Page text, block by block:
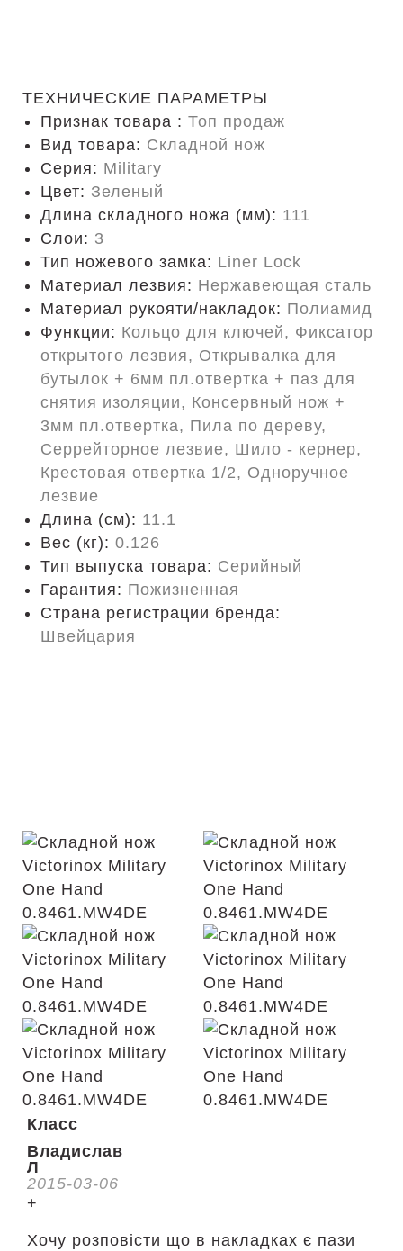
ТЕХНИЧЕСКИЕ ПАРАМЕТРЫ
Признак товара : Топ продаж
Вид товара: Складной нож
Серия: Military
Цвет: Зеленый
Длина складного ножа (мм): 111
Слои: 3
Тип ножевого замка: Liner Lock
Материал лезвия: Нержавеющая сталь
Материал рукояти/накладок: Полиамид
Функции: Кольцо для ключей, Фиксатор
открытого лезвия, Открывалка для
бутылок + 6мм пл.отвертка + паз для
снятия изоляции, Консервный нож +
3мм пл.отвертка, Пила по дереву,
Серрейторное лезвие, Шило - кернер,
Крестовая отвертка 1/2, Одноручное
лезвие
Длина (cм): 11.1
Вес (кг): 0.126
Тип выпуска товара: Серийный
Гарантия: Пожизненная
Страна регистрации бренда:
Швейцария
Класс
Владислав
Л
2015-03-06
+
Хочу розповісти що в накладках є пази